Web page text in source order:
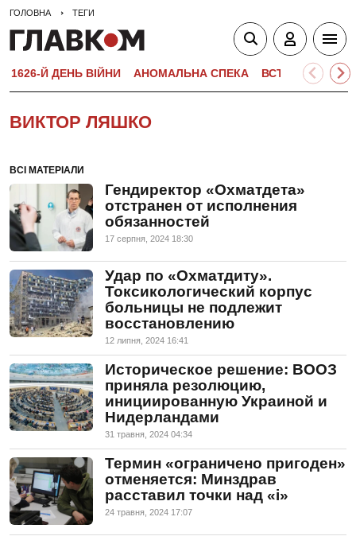
ГОЛОВНА ТЕГИ
1626-Й ДЕНЬ ВІЙНИ АНОМАЛЬНА СПЕКА ВСТУПНА
ВИКТОР ЛЯШКО
ВСІ МАТЕРІАЛИ
Гендиректор «Охматдета»
отстранен от исполнения
обязанностей
17 серпня, 2024 18:30
Удар по «Охматдиту».
Токсикологический корпус
больницы не подлежит
восстановлению
12 липня, 2024 16:41
Историческое решение: ВООЗ
приняла резолюцию,
инициированную Украиной и
Нидерландами
31 травня, 2024 04:34
Термин «ограничено пригоден»
отменяется: Минздрав
расставил точки над «і»
24 травня, 2024 17:07